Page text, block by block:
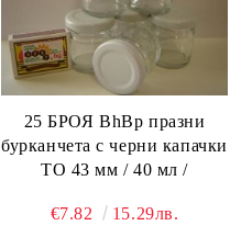
25 БРОЯ BhBp празни
бурканчета с черни капачки
ТО 43 мм / 40 мл /
€7.82 15.29лв.